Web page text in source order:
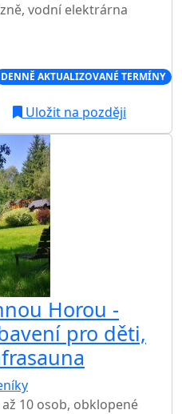
vodní elektrárna
DENNĚ AKTUALIZOVANÉ TERMÍNY
Uložit na později
Horou -
pro děti,
10 osob, obklopené